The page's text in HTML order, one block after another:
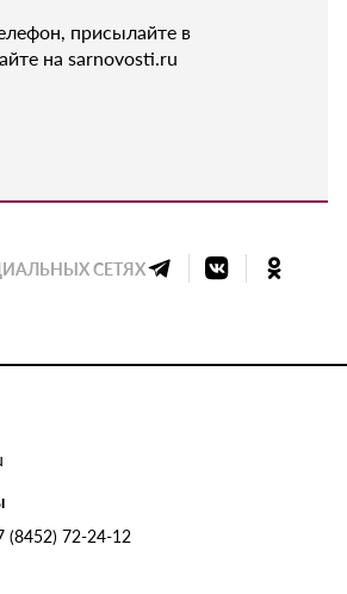
присылайте в
на sarnovosti.ru
СЕТЯХ
(8452) 72-24-12